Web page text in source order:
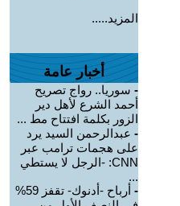
المزيد.....
أخبار عامة
- سوريا.. رواج تصريح
أحمد الشرع لأهل دير
الزور بكلمة افتتاح مط ...
- عبدالرحمن السيد يرد
على هجمات ترامب عبر
CNN: -الرجل لا يستطي
...
-
أرباح -أدنوك- تقفز 59%